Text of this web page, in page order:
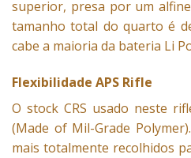
superior, presa por um
tamanho total do quarto é
cabe a maioria da bateria Li
Flexibilidade APS Rifle
O stock CRS usado neste
(Made of Mil-Grade
mais totalmente recolhidos